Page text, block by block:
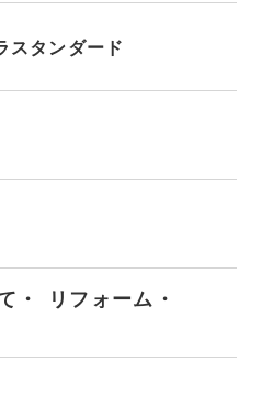
スタンダード
リフォーム